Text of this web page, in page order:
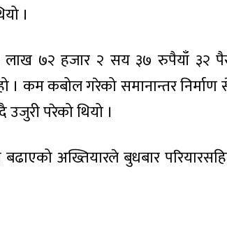
।
लाख ७२ हजार २ सय ३७ रुपैयाँ ३२
। कम कबोल गरेको समानान्तर निर्माण
परेको थियो ।
अख्तियारले बुधबार